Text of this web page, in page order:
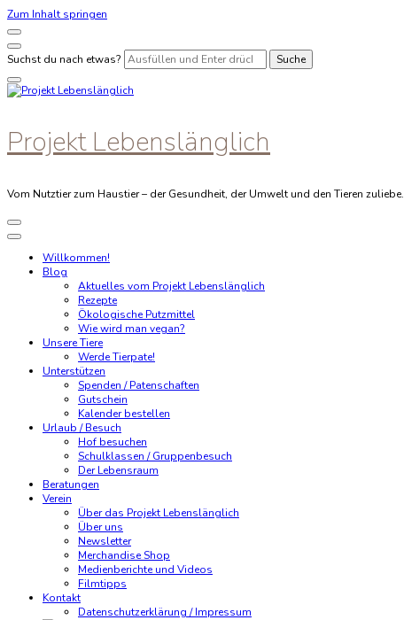
Zum Inhalt springen
Suchst du nach etwas?
Projekt Lebenslänglich
Vom Nutztier zum Haustier – der Gesundheit, der Umwelt und den Tieren zuliebe.
Willkommen!
Blog
Aktuelles vom Projekt Lebenslänglich
Rezepte
Ökologische Putzmittel
Wie wird man vegan?
Unsere Tiere
Werde Tierpate!
Unterstützen
Spenden / Patenschaften
Gutschein
Kalender bestellen
Urlaub / Besuch
Hof besuchen
Schulklassen / Gruppenbesuch
Der Lebensraum
Beratungen
Verein
Über das Projekt Lebenslänglich
Über uns
Newsletter
Merchandise Shop
Medienberichte und Videos
Filmtipps
Kontakt
Datenschutzerklärung / Impressum